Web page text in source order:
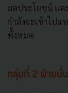
ผลประโยชน์ แล
กำลังจะเข้าไป
ทั้งหมด
กลุ่มที่ 2 ฝ่ายมั่น